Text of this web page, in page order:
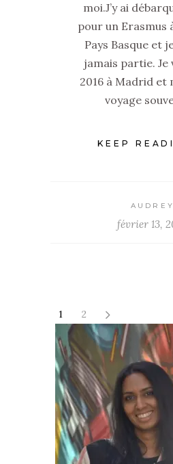
moi.J’y ai
pour un Erasmus
Pays Basque et
jamais partie. Je
2016 à Madrid et
voyage
KEEP
AUDREY
février 13,
1 2